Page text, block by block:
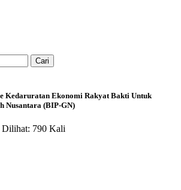
Cari
Kedaruratan Ekonomi Rakyat Bakti Untuk
Nusantara (BIP-GN)
Dilihat: 790 Kali